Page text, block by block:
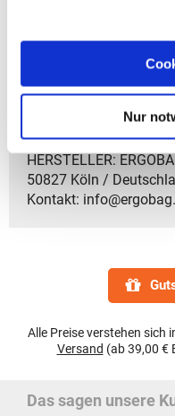
Nur
Ergobag
Ergobag HANGIES
HERSTELLER:
50827 Köln /
Kontakt:
Alle Preise verstehen sich
Versand (ab 39,00 €
Das sagen unsere